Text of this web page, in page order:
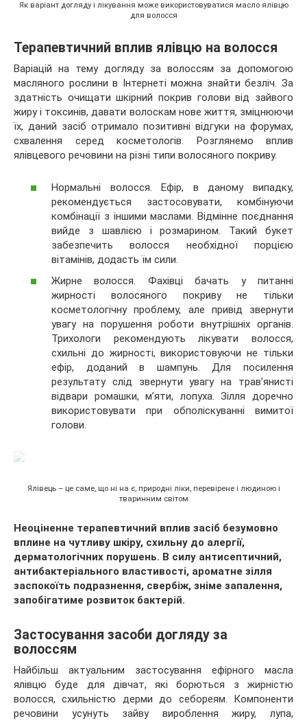
Як варіант догляду і лікування може використовуватися масло ялівцю
для волосся
Терапевтичний вплив ялівцю на волосся
Варіацій на тему догляду за волоссям за допомогою
масляного рослини в Інтернеті можна знайти безліч. За
здатність очищати шкірний покрив голови від зайвого
жиру і токсинів, давати волоскам нове життя, зміцнюючи
їх, даний засіб отримало позитивні відгуки на форумах,
схвалення серед косметологів. Розглянемо вплив
ялівцевого речовини на різні типи волосяного покриву.
Нормальні волосся. Ефір, в даному випадку,
рекомендується застосовувати, комбінуючи
комбінації з іншими маслами. Відмінне поєднання
вийде з шавлією і розмарином. Такий букет
забезпечить волосся необхідної порцією
вітамінів, додасть їм сили.
Жирне волосся. Фахівці бачать у питанні
жирності волосяного покриву не тільки
косметологічну проблему, але привід звернути
увагу на порушення роботи внутрішніх органів.
Трихологи рекомендують лікувати волосся,
схильні до жирності, використовуючи не тільки
ефір, доданий в шампунь. Для посилення
результату слід звернути увагу на трав’янисті
відвари ромашки, м’яти, лопуха. Зілля доречно
використовувати при обполіскуванні вимитої
голови.
Ялівець – це саме, що ні на є, природні ліки, перевірене і людиною і
тваринним світом
Неоціненне терапевтичний вплив засіб безумовно
вплине на чутливу шкіру, схильну до алергії,
дерматологічних порушень. В силу антисептичний,
антибактеріального властивості, ароматне зілля
заспокоїть подразнення, свербіж, зніме запалення,
запобігатиме розвиток бактерій.
Застосування засоби догляду за
волоссям
Найбільш актуальним застосування ефірного масла
ялівцю буде для дівчат, які борються з жирністю
волосся, схильністю дерми до себореям. Компоненти
речовини усунуть зайву вироблення жиру, лупа,